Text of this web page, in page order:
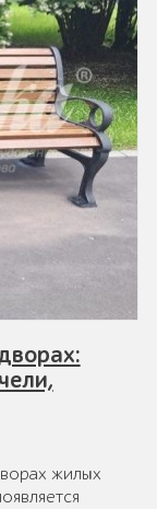
жилых